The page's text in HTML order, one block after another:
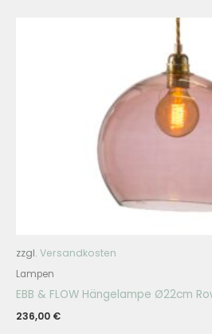
zzgl. Versandkosten
Lampen
EBB & FLOW Hängelampe Ø22cm
236,00 €